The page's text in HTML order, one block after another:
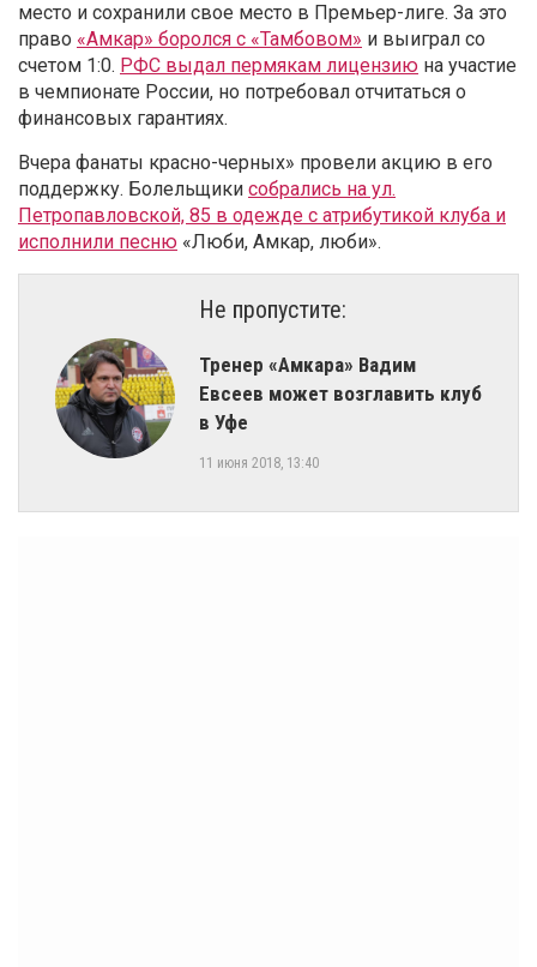
место и сохранили свое место в Премьер-лиге. За это
право «Амкар» боролся с «Тамбовом» и выиграл со
счетом 1:0. РФС выдал пермякам лицензию на участие
в чемпионате России, но потребовал отчитаться о
финансовых гарантиях.
Вчера фанаты красно-черных» провели акцию в его
поддержку. Болельщики собрались на ул.
Петропавловской, 85 в одежде с атрибутикой клуба и
исполнили песню «Люби, Амкар, люби».
Не пропустите:
Тренер «Амкара» Вадим
Евсеев может возглавить клуб
в Уфе
11 июня 2018, 13:40